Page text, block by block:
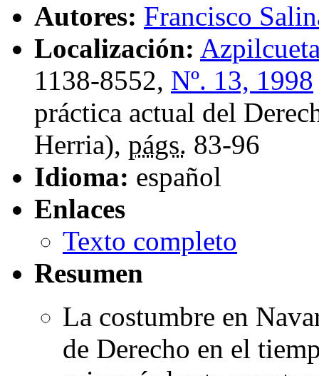
Autores: Francisco
Localización:
1138-8552, Nº. 13, 1998
práctica actual del
Herria), págs. 83-96
Idioma: español
Enlaces
Texto completo
Resumen
La costumbre en
de Derecho en el